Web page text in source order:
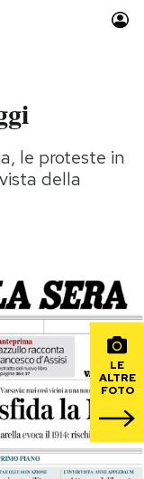
calcio 2026
le proteste in
della
LE
ALTRE
FOTO